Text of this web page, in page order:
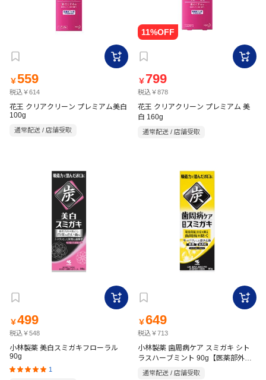
￥559
税込￥614
花王 クリアクリーン プレミアム美白
100g
通常配送 / 店舗受取
￥ 799
税込￥878
花王 クリアクリーン プレミアム 美
白 160g
通常配送 / 店舗受取
￥499
税込￥548
小林製薬 美白スミガキフローラル
90g
1
￥649
税込￥713
小林製薬 歯周病ケア スミガキ シト
ラスハーブミント 90g【医薬部外
品】
通常配送 / 店舗受取